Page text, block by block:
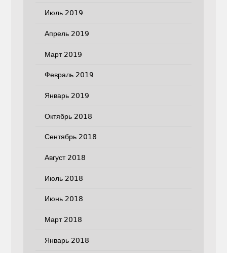
Июль 2019
Апрель 2019
Март 2019
Февраль 2019
Январь 2019
Октябрь 2018
Сентябрь 2018
Август 2018
Июль 2018
Июнь 2018
Март 2018
Январь 2018